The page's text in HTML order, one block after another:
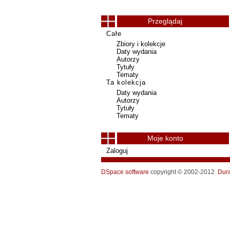
Przeglądaj
Całe
Zbiory i kolekcje
Daty wydania
Autorzy
Tytuły
Tematy
Ta kolekcja
Daty wydania
Autorzy
Tytuły
Tematy
Moje konto
Zaloguj
DSpace software copyright © 2002-2012